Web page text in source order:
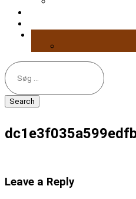
Search
for:
Leave a Reply